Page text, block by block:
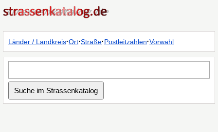
Länder / Landkreis·Ort·Straße·Postleitzahlen·Vorwahl